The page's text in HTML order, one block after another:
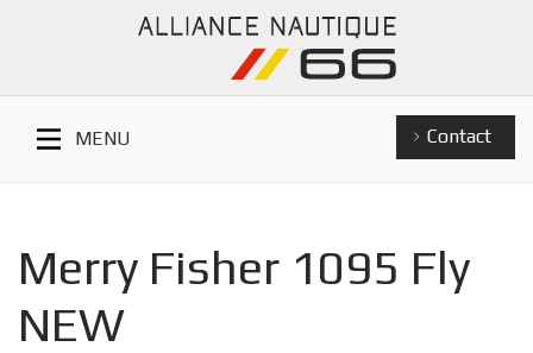
MENU Contact
Merry Fisher 1095 Fly
NEW